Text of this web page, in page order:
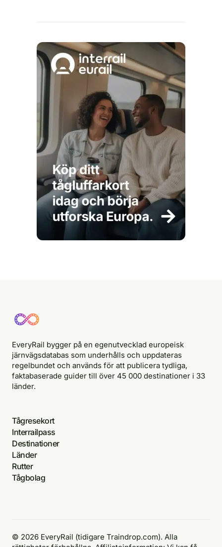
EveryRail bygger på en egenutvecklad europeisk
järnvägsdatabas som underhålls och uppdateras
regelbundet och används för att publicera tydliga,
faktabaserade guider till över 45 000 destinationer i 33
länder.
Tågresekort
Interrailpass
Destinationer
Länder
Rutter
Tågbolag
© 2026 EveryRail (tidigare Traindrop.com). Alla